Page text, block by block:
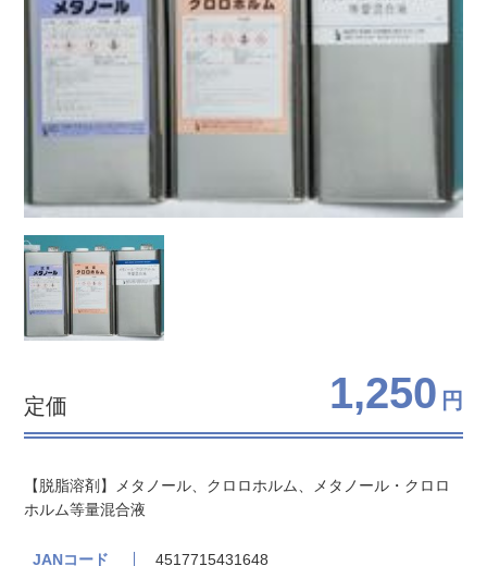
定価 1,250 円
【脱脂溶剤】メタノール、クロロホルム、メタノール・クロロ
ホルム等量混合液
JANコード 4517715431648